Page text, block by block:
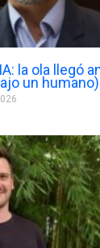
la ola llegó
un humano)